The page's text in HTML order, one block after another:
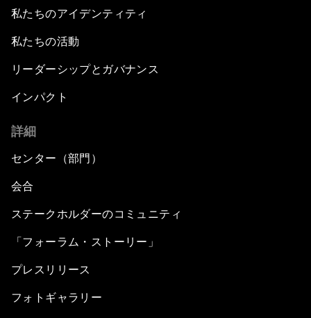
私たちのアイデンティティ
私たちの活動
リーダーシップとガバナンス
インパクト
詳細
センター（部門）
会合
ステークホルダーのコミュニティ
「フォーラム・ストーリー」
プレスリリース
フォトギャラリー